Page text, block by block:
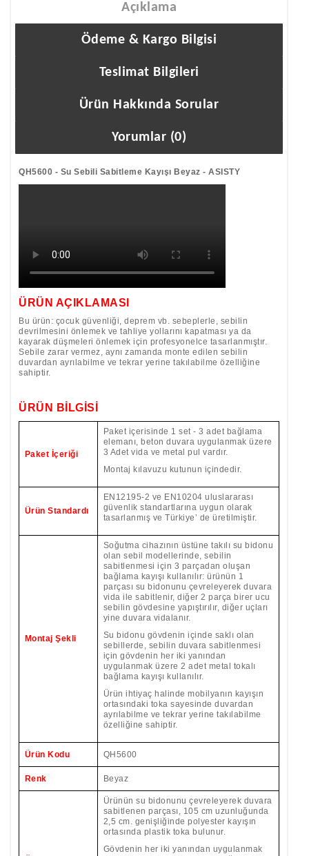
Açıklama
Ödeme & Kargo Bilgisi
Teslimat Bilgileri
Ürün Hakkında Sorular
Yorumlar (0)
QH5600 - Su Sebili Sabitleme Kayışı Beyaz - ASISTY
ÜRÜN AÇIKLAMASI
Bu ürün: çocuk güvenliği, deprem vb. sebeplerle, sebilin
devrilmesini önlemek ve tahliye yollarını kapatması ya da
kayarak düşmeleri önlemek için profesyonelce tasarlanmıştır.
Sebile zarar vermez, aynı zamanda monte edilen sebilin
duvardan ayrılabilme ve tekrar yerine takılabilme özelliğine
sahiptir.
ÜRÜN BİLGİSİ
Paket İçeriği
Paket içerisinde 1 set - 3 adet bağlama
elemanı, beton duvara uygulanmak üzere
3 Adet vida ve metal pul vardır.
Montaj kılavuzu kutunun içindedir.
Ürün Standardı
EN12195-2 ve EN10204 uluslararası
güvenlik standartlarına uygun olarak
tasarlanmış ve Türkiye’ de üretilmiştir.
Montaj Şekli
Soğutma cihazının üstüne takılı su bidonu
olan sebil modellerinde, sebilin
sabitlenmesi için 3 parçadan oluşan
bağlama kayışı kullanılır: ürünün 1
parçası su bidonunu çevreleyerek duvara
vida ile sabitlenir, diğer 2 parça birer ucu
sebilin gövdesine yapıştırılır, diğer uçları
yine duvara vidalanır.
Su bidonu gövdenin içinde saklı olan
sebillerde, sebilin duvara sabitlenmesi
için gövdenin her iki yanından
uygulanmak üzere 2 adet metal tokalı
bağlama kayışı kullanılır.
Ürün ihtiyaç halinde mobilyanın kayışın
ortasındaki toka sayesinde duvardan
ayrılabilme ve tekrar yerine takılabilme
özelliğine sahiptir.
Ürün Kodu QH5600
Renk Beyaz
Ürünün su bidonunu çevreleyerek duvara
sabitlenen parçası, 105 cm uzunluğunda
2,5 cm. genişliğinde polyester kayışın
ortasında plastik toka bulunur.
Gövdenin her iki yanından uygulanmak